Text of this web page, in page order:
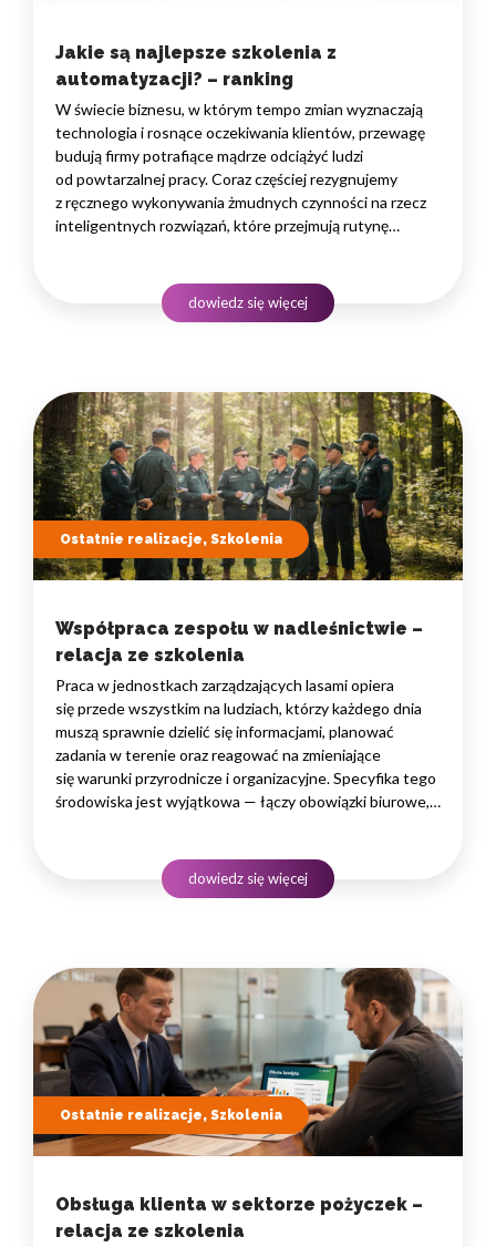
Jakie są najlepsze szkolenia z
automatyzacji? – ranking
W świecie biznesu, w którym tempo zmian wyznaczają
technologia i rosnące oczekiwania klientów, przewagę
budują firmy potrafiące mądrze odciążyć ludzi
od powtarzalnej pracy. Coraz częściej rezygnujemy
z ręcznego wykonywania żmudnych czynności na rzecz
inteligentnych rozwiązań, które przejmują rutynę
rozwojowego to decyzja strategiczna — wpływa
na wydajność zespołów,…
dowiedz się więcej
Ostatnie realizacje, Szkolenia
Współpraca zespołu w nadleśnictwie –
relacja ze szkolenia
Praca w jednostkach zarządzających lasami opiera
się przede wszystkim na ludziach, którzy każdego dnia
muszą sprawnie dzielić się informacjami, planować
zadania w terenie oraz reagować na zmieniające
się warunki przyrodnicze i organizacyjne. Specyfika tego
środowiska jest wyjątkowa — łączy obowiązki biurowe,
podejmowania decyzji. W takim środowisku
to nie pojedyncze kompetencje, lecz dobrze…
dowiedz się więcej
Ostatnie realizacje, Szkolenia
Obsługa klienta w sektorze pożyczek –
relacja ze szkolenia